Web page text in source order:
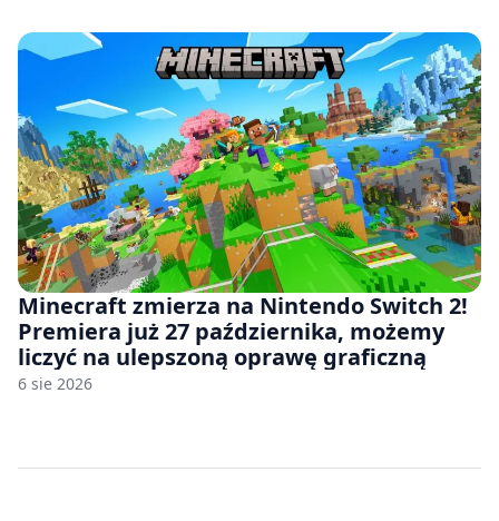
Minecraft zmierza na Nintendo Switch 2!
Premiera już 27 października, możemy
liczyć na ulepszoną oprawę graficzną
6 sie 2026